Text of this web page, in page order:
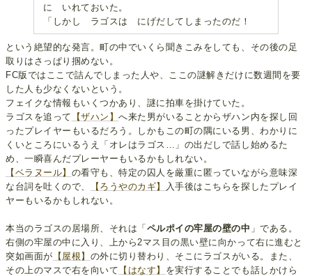
に いれておいた。
「しかし ラゴスは にげだしてしまったのだ！
という絶望的な発言。町の中でいくら聞きこみをしても、その後の足
取りはさっぱり掴めない。
FC版ではここで詰んでしまった人や、ここの謎解きだけに数週間を要
した人も少なくないという。
フェイクな情報もいくつかあり、謎に拍車を掛けていた。
ラゴスを追って
【ザハン】へ来た男がいることからザハン内を探し回
ったプレイヤーもいるだろう。しかもこの町の隅にいる男、わかりに
くいところにいるうえ「オレはラゴス…」の出だしで話し始めるた
め、一瞬喜んだプレーヤーもいるかもしれない。
【ベラヌール】 の看守も、特定の囚人を厳重に匿っていながら意味深
な台詞を吐くので、
【ろうやのカギ】
入手後はこちらを探したプレイ
ヤーもいるかもしれない。
本当のラゴスの居場所、それは「 ペルポイの牢屋の壁の中 」である。
右側の牢屋の中に入り、上から2マス目の黒い壁に向かって右に進むと
突如画面が 【屋根】 の外に切り替わり、そこにラゴスがいる。また、
その上のマスで右を向いて 【はなす】 を実行することでも話しかけら